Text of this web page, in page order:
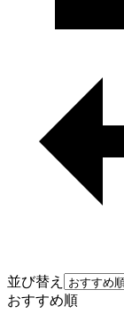
並び替え
おすすめ順